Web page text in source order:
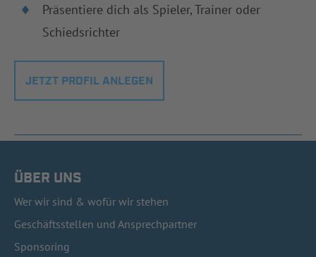
Präsentiere dich als Spieler, Trainer oder
Schiedsrichter
JETZT PROFIL ANLEGEN
ÜBER UNS
Wer wir sind & wofür wir stehen
Geschäftsstellen und Ansprechpartner
Sponsoring